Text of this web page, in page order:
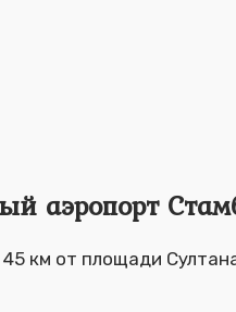
аэропорт
км от площади